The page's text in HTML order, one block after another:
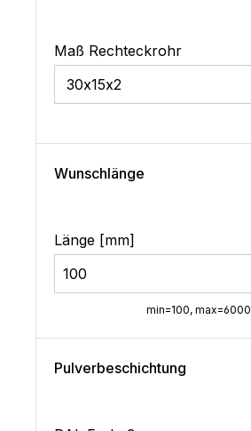
Maß Rechteckrohr
Wunschlänge
Länge [mm]
min=100, max=6000
Pulverbeschichtung